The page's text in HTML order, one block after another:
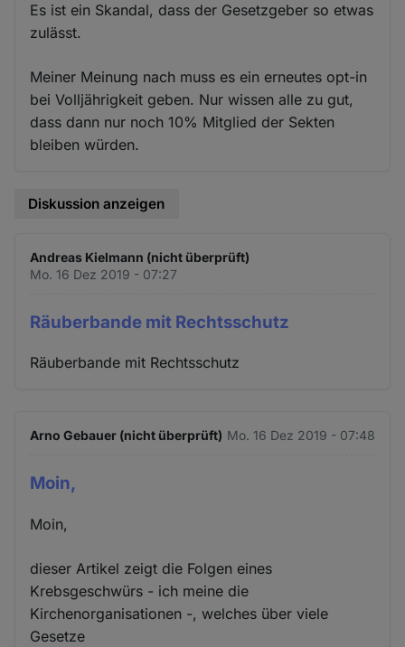
Es ist ein Skandal, dass der Gesetzgeber so etwas
zulässt.
Meiner Meinung nach muss es ein erneutes opt-in
bei Volljährigkeit geben. Nur wissen alle zu gut,
dass dann nur noch 10% Mitglied der Sekten
bleiben würden.
Diskussion anzeigen
Andreas Kielmann (nicht überprüft)
Mo. 16 Dez 2019 - 07:27
Räuberbande mit Rechtsschutz
Räuberbande mit Rechtsschutz
Arno Gebauer (nicht überprüft) Mo. 16 Dez 2019 - 07:48
Moin,
Moin,
dieser Artikel zeigt die Folgen eines
Krebsgeschwürs - ich meine die
Kirchenorganisationen -, welches über viele
Gesetze